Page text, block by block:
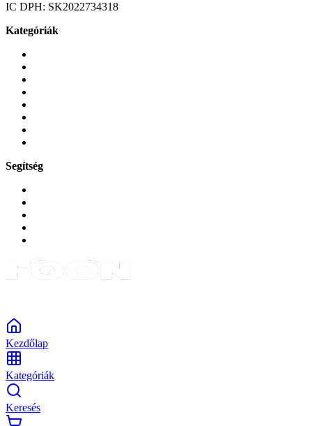
IC DPH: SK2022734318
Kategóriák
Segítség
Kezdőlap
Kategóriák
Keresés